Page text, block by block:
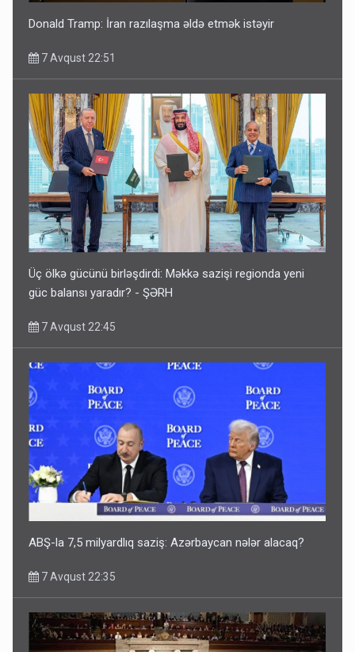
Donald Tramp: İran razılaşma əldə etmək istəyir
7 Avqust 22:51
Üç ölkə gücünü birləşdirdi: Məkkə sazişi regionda yeni
güc balansı yaradır? - ŞƏRH
7 Avqust 22:45
ABŞ-la 7,5 milyardlıq saziş: Azərbaycan nələr alacaq?
7 Avqust 22:35